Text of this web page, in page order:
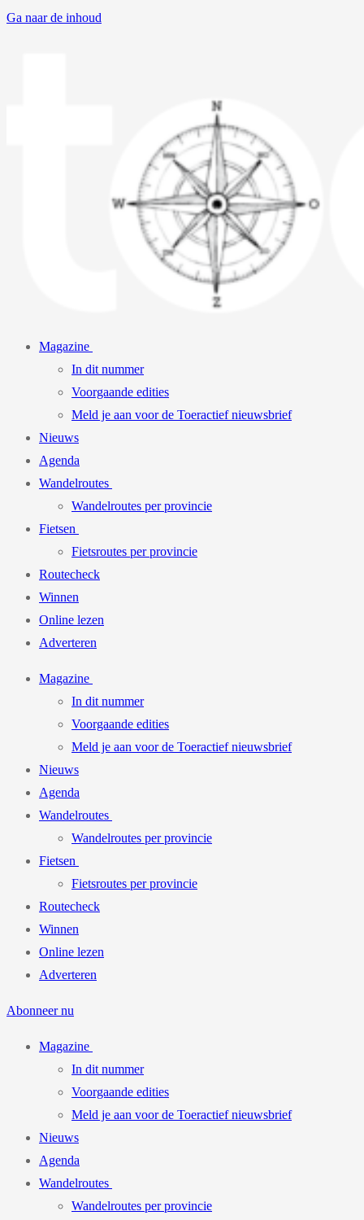
Ga naar de inhoud
Magazine
In dit nummer
Voorgaande edities
Meld je aan voor de Toeractief nieuwsbrief
Nieuws
Agenda
Wandelroutes
Wandelroutes per provincie
Fietsen
Fietsroutes per provincie
Routecheck
Winnen
Online lezen
Adverteren
Magazine
In dit nummer
Voorgaande edities
Meld je aan voor de Toeractief nieuwsbrief
Nieuws
Agenda
Wandelroutes
Wandelroutes per provincie
Fietsen
Fietsroutes per provincie
Routecheck
Winnen
Online lezen
Adverteren
Abonneer nu
Magazine
In dit nummer
Voorgaande edities
Meld je aan voor de Toeractief nieuwsbrief
Nieuws
Agenda
Wandelroutes
Wandelroutes per provincie